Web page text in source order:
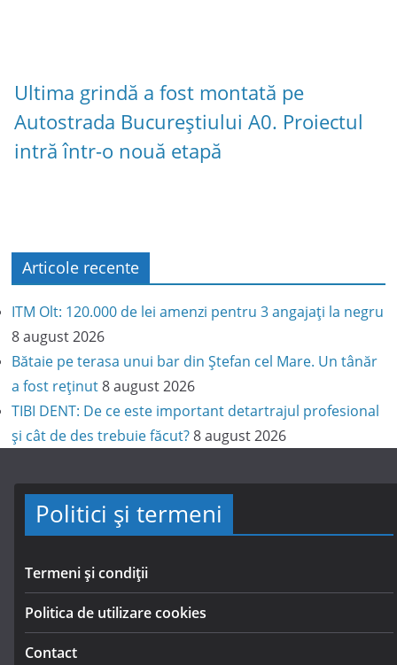
Ultima grindă a fost montată pe
Autostrada Bucureștiului A0. Proiectul
intră într-o nouă etapă
Articole recente
ITM Olt: 120.000 de lei amenzi pentru 3 angajați la negru
8 august 2026
Bătaie pe terasa unui bar din Ștefan cel Mare. Un tânăr
a fost reținut 8 august 2026
TIBI DENT: De ce este important detartrajul profesional
și cât de des trebuie făcut? 8 august 2026
Politici și termeni
Termeni și condiții
Politica de utilizare cookies
Contact